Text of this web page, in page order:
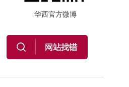
华西官方微博